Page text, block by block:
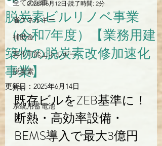
全ての記事
省エネルギー
補助金
再生可能エネルギー
脱炭素
ZEB
系統用蓄電池
脱炭素ビルリノベ事業
（令和7年度）【業務用建
築物の脱炭素改修加速化
事業】
2025年6月12日 読了時間: 2分
更新日： 2025年6月14日
既存ビルをZEB基準に！
断熱・高効率設備・
BEMS導入で最大3億円